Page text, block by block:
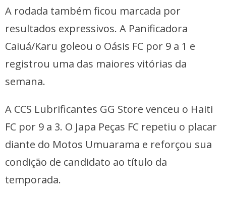
A rodada também ficou marcada por
resultados expressivos. A Panificadora
Caiuá/Karu goleou o Oásis FC por 9 a 1 e
registrou uma das maiores vitórias da
semana.
A CCS Lubrificantes GG Store venceu o Haiti
FC por 9 a 3. O Japa Peças FC repetiu o placar
diante do Motos Umuarama e reforçou sua
condição de candidato ao título da
temporada.